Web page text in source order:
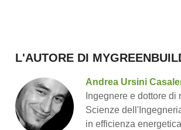
L'AUTORE DI
Andrea Ursini
Ingegnere e dottore di
Scienze
in efficienza